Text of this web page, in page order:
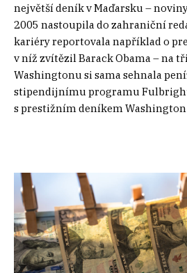
největší deník v Maďarsku –
2005 nastoupila do zahraniční
kariéry reportovala například o
v níž zvítězil Barack Obama – na
Washingtonu si sama sehnala
stipendijnímu programu
s prestižním deníkem Washington